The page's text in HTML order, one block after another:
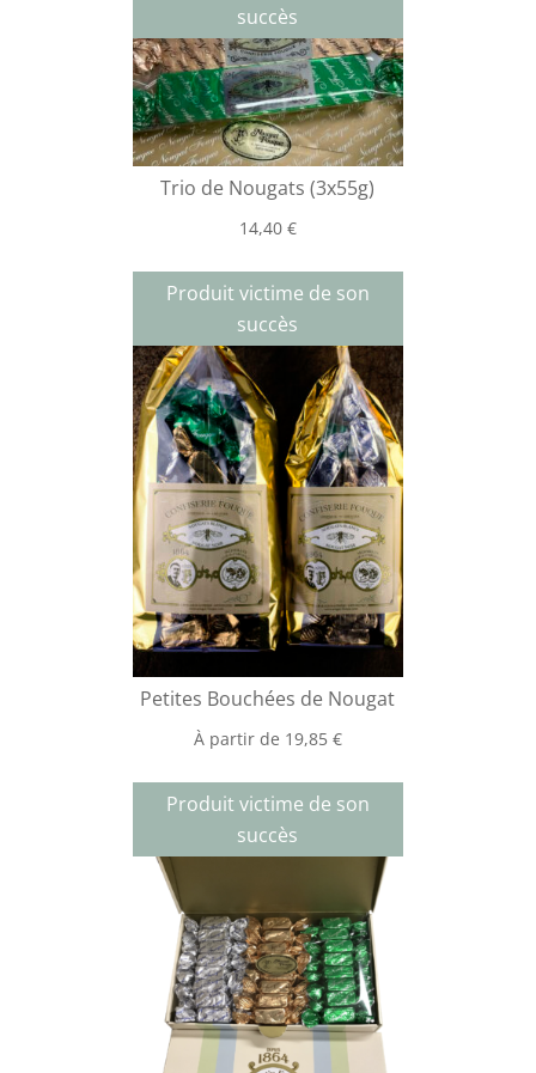
succès
Trio de Nougats (3x55g)
14,40 €
Produit victime de son
succès
Petites Bouchées de Nougat
À partir de 19,85 €
Produit victime de son
succès